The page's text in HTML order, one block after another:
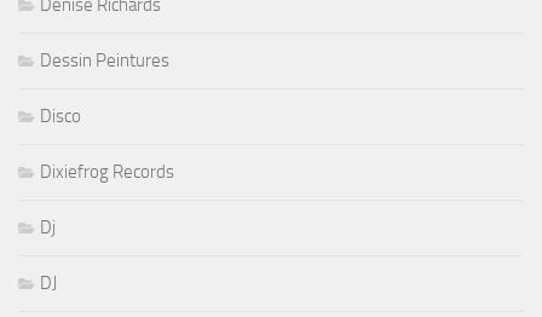
Denise Richards
Dessin Peintures
Disco
Dixiefrog Records
Dj
DJ